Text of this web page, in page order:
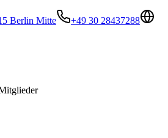
Berlin Mitte
+49 30 28437288